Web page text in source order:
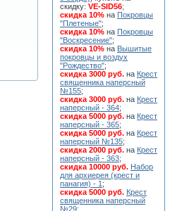
скидку: VE-SID56;
скидка 10% на Покровцы
"Плетеные";
скидка 10% на Покровцы
"Воскресение";
скидка 10% на Вышитые
покровцы и воздух
"Рождество";
скидка 3000 руб. на Крест
священника наперсный
№155;
скидка 3000 руб. на Крест
наперсный - 364;
скидка 5000 руб. на Крест
наперсный - 365;
скидка 5000 руб. на Крест
наперсный №135;
скидка 2000 руб. на Крест
наперсный - 363;
скидка 10000 руб. Набор
для архиерея (крест и
панагия) - 1 ;
скидка 5000 руб. Крест
священника наперсный
№29;